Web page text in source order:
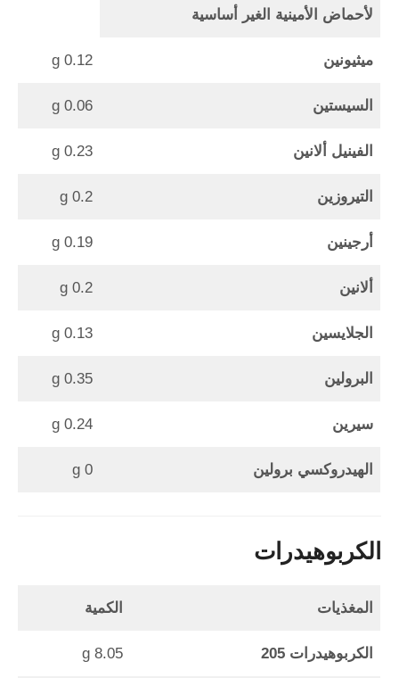
لأحماض الأمينية الغير أساسية
ميثيونين 0.12 g
السيستين 0.06 g
الفينيل ألانين 0.23 g
التيروزين 0.2 g
أرجينين 0.19 g
ألانين 0.2 g
الجلايسين 0.13 g
البرولين 0.35 g
سيرين 0.24 g
الهيدروكسي برولين 0 g
الكربوهيدرات
المغذيات الكمية
الكربوهيدرات 205 8.05 g